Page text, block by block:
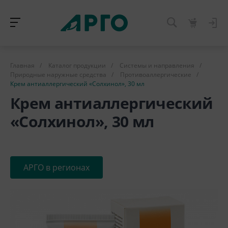
Главная / Каталог продукции / Системы и направления
/
Природные наружные средства
/ Противоаллергические
/
Крем антиаллергический «Солхинол», 30 мл
Крем антиаллергический
«Солхинол», 30 мл
АРГО в регионах